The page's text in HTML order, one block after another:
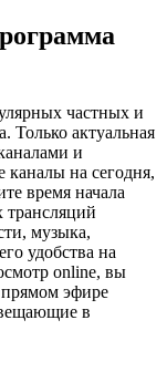
частных и
Только актуальная
и
каналы на сегодня,
время начала
музыка,
удобства на
online, вы
прямом эфире
в